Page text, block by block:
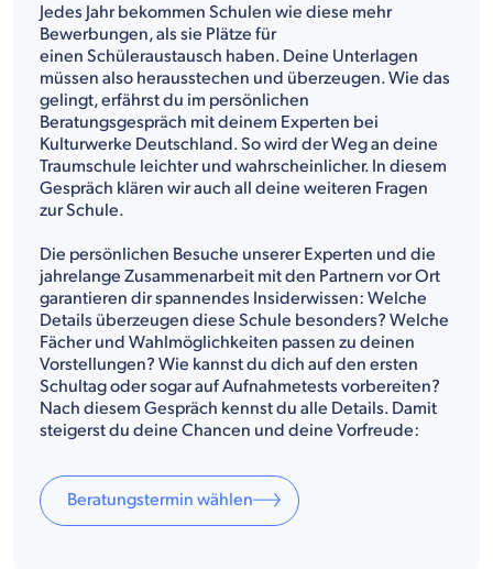
Jedes Jahr bekommen Schulen wie diese mehr
Bewerbungen, als sie Plätze für
einen Schüleraustausch haben. Deine Unterlagen
müssen also herausstechen und überzeugen. Wie das
gelingt, erfährst du im persönlichen
Beratungsgespräch mit deinem Experten bei
Kulturwerke Deutschland. So wird der Weg an deine
Traumschule leichter und wahrscheinlicher. In diesem
Gespräch klären wir auch all deine weiteren Fragen
zur Schule.
Die persönlichen Besuche unserer Experten und die
jahrelange Zusammenarbeit mit den Partnern vor Ort
garantieren dir spannendes Insiderwissen: Welche
Details überzeugen diese Schule besonders? Welche
Fächer und Wahlmöglichkeiten passen zu deinen
Vorstellungen? Wie kannst du dich auf den ersten
Schultag oder sogar auf Aufnahmetests vorbereiten?
Nach diesem Gespräch kennst du alle Details. Damit
steigerst du deine Chancen und deine Vorfreude:
Beratungstermin wählen